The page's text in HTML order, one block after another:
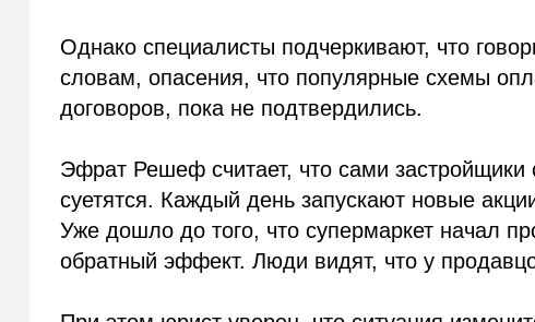
Однако специалисты подчеркивают, что
словам, опасения, что популярные схемы
договоров, пока не подтвердились.
Эфрат Решеф считает, что сами
суетятся. Каждый день запускают новые
Уже дошло до того, что супермаркет начал
обратный эффект. Люди видят, что у